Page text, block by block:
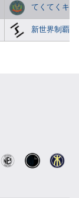
てくてくキッ
新世界制覇